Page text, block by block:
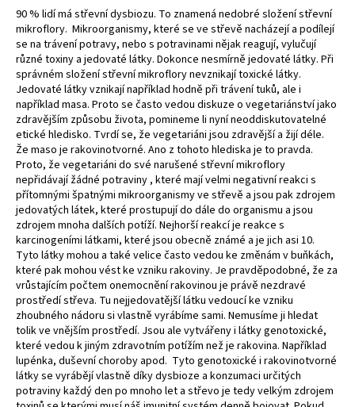
90 % lidí má střevní dysbiozu. To znamená nedobré složení střevní
mikroflory. Mikroorganismy, které se ve střevě nacházejí a podílejí
se na trávení potravy, nebo s potravinami nějak reagují, vylučují
různé toxiny a jedovaté látky. Dokonce nesmírně jedovaté látky. Při
správném složení střevní mikroflory nevznikají toxické látky.
Jedovaté látky vznikají například hodně při trávení tuků, ale i
například masa. Proto se často vedou diskuze o vegetariánství jako
zdravějším způsobu života, pomineme li nyní neoddiskutovatelné
etické hledisko. Tvrdí se, že vegetariáni jsou zdravější a žijí déle.
Že maso je rakovinotvorné. Ano z tohoto hlediska je to pravda.
Proto, že vegetariáni do své narušené střevní mikroflory
nepřidávají žádné potraviny , které mají velmi negativní reakci s
přítomnými špatnými mikroorganismy ve střevě a jsou pak zdrojem
jedovatých látek, které prostupují do dále do organismu a jsou
zdrojem mnoha dalších potíží. Nejhorší reakcí je reakce s
karcinogeními látkami, které jsou obecně známé a je jich asi 10.
Tyto látky mohou a také velice často vedou ke změnám v buňkách,
které pak mohou vést ke vzniku rakoviny. Je pravděpodobné, že za
vrůstajícím počtem onemocnění rakovinou je právě nezdravé
prostředí střeva. Tu nejjedovatější látku vedoucí ke vzniku
zhoubného nádoru si vlastně vyrábíme sami. Nemusíme ji hledat
tolik ve vnějším prostředí. Jsou ale vytvářeny i látky genotoxické,
které vedou k jiným zdravotním potížím než je rakovina. Například
lupénka, duševní choroby apod. Tyto genotoxické i rakovinotvorné
látky se vyrábějí vlastně díky dysbioze a konzumaci určitých
potraviny každý den po mnoho let a střevo je tedy velkým zdrojem